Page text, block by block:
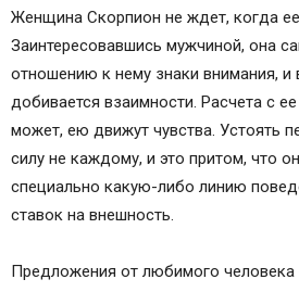
Женщина Скорпион не ждет, когда ее
Заинтересовавшись мужчиной, она
отношению к нему знаки внимания, и
добивается взаимности. Расчета с
может, ею движут чувства. Устоять
силу не каждому, и это притом, что
специально какую-либо линию
ставок на внешность.
Предложения от любимого